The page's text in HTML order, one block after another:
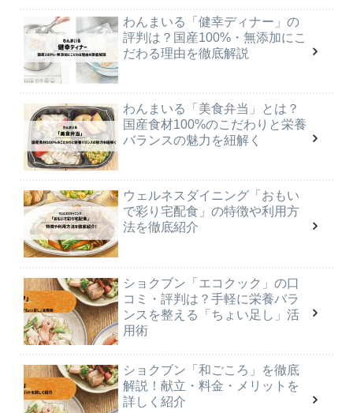
わんまいる「健幸ディナー」の
評判は？国産100%・無添加にこ
だわる理由を徹底解説
わんまいる「美食弁当」とは？
国産食材100%のこだわりと栄養
バランスの魅力を紐解く
ウェルネスダイニング「おもい
で彩り宅配食」の特徴や利用方
法を徹底紹介
ショクブン「エコクック」の口
コミ・評判は？手軽に栄養バラ
ンスを整える「ちょい足し」活
用術
ショクブン「和ごころ」を徹底
解説！献立・料金・メリットを
詳しく紹介